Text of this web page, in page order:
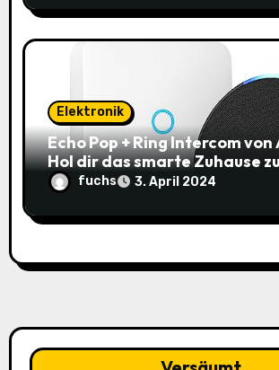
Elektronik
Echo Pop + Ring Intercom von
Hol dir das smarte Zuhause
Schnäppchenpreis!
fuchs 3. April 2024